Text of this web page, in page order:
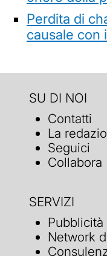
Perdita di
causale con
SU DI NOI
Contatti
La
Seguici
Collabora
SERVIZI
Pubblicità
Network